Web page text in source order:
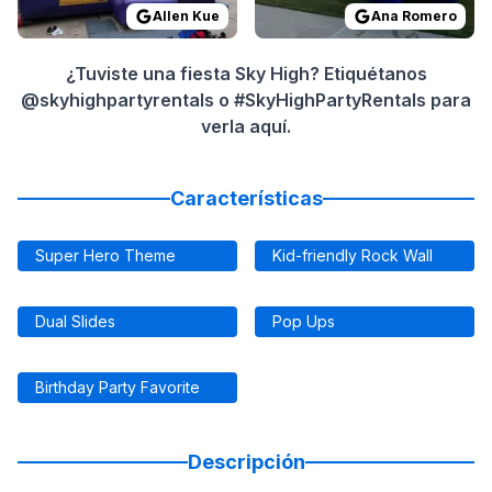
Allen Kue Ana Romero
¿Tuviste una fiesta Sky High? Etiquétanos
@skyhighpartyrentals o #SkyHighPartyRentals para
verla aquí.
Características
Super Hero Theme Kid-friendly Rock Wall
Dual Slides Pop Ups
Birthday Party Favorite
Descripción